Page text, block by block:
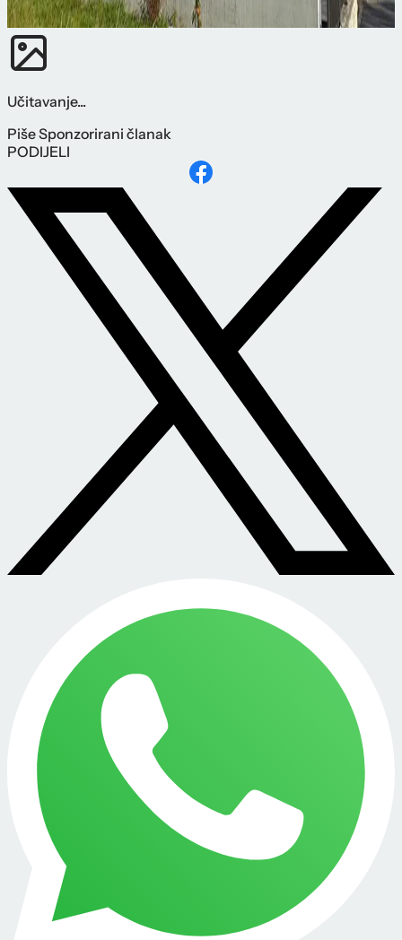
Učitavanje...
PišeSponzorirani članak
PODIJELI